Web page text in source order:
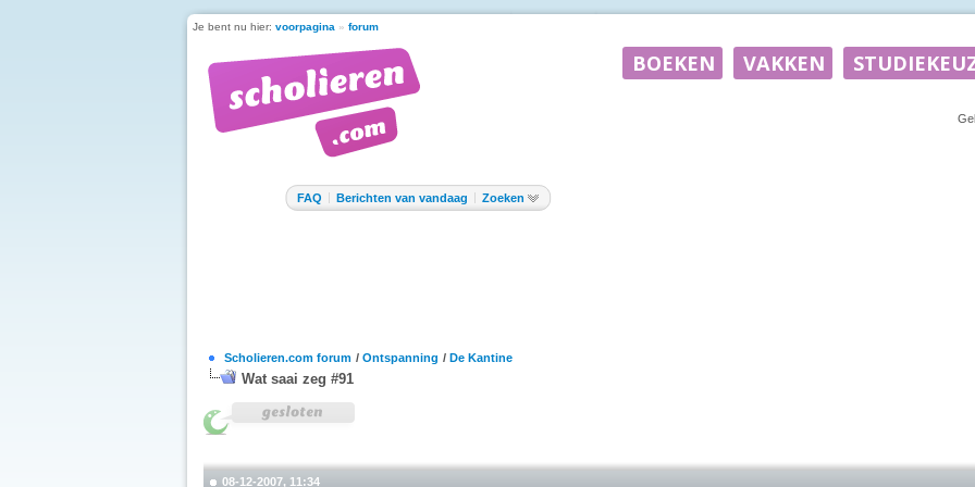
Je bent nu hier: voorpagina » forum
FAQ Berichten van vandaag Zoeken
Scholieren.com forum / Ontspanning / De Kantine
Wat saai zeg #91
08-12-2007, 11:34